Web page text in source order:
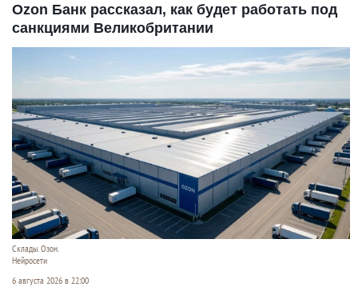
Ozon Банк рассказал, как будет работать под
санкциями Великобритании
Склады. Озон.
Нейросети
6 августа 2026 в 22:00